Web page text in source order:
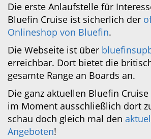
Die erste Anlaufstelle für
Bluefin Cruise ist sicherlich der
Onlineshop von Bluefin.
Die Webseite ist über
erreichbar. Dort bietet die
gesamte Range an Boards an.
Die ganz aktuellen Bluefin
im Moment ausschließlich dort
schau doch gleich mal den
Angeboten!